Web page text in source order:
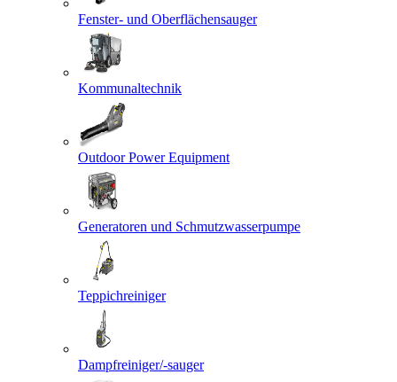
Fenster- und Oberflächensauger
Kommunaltechnik
Outdoor Power Equipment
Generatoren und Schmutzwasserpumpe
Teppichreiniger
Dampfreiniger/-sauger